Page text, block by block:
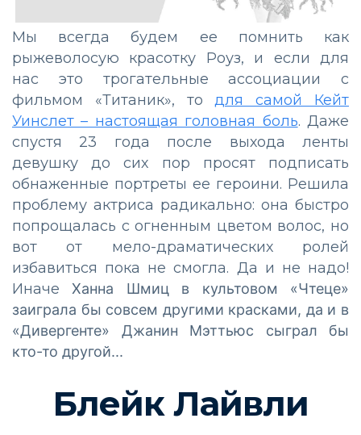
Мы всегда будем ее помнить как
рыжеволосую красотку Роуз, и если для
нас это трогательные ассоциации с
фильмом «Титаник», тодля самой Кейт
Уинслет – настоящая головная боль. Даже
спустя 23 года после выхода ленты
девушку до сих пор просят подписать
обнаженные портреты ее героини. Решила
проблему актриса радикально: она быстро
попрощалась с огненным цветом волос, но
вот от мело-драматических ролей
избавиться пока не смогла. Да и не надо!
ИначеХанна Шмиц в культовом «Чтеце»
заиграла бы совсем другими красками, да и в
«Дивергенте» Джанин Мэттьюс сыграл бы
кто-то другой...
Блейк Лайвли